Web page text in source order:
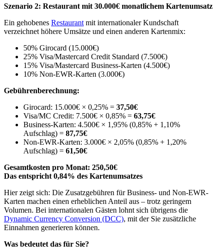
Szenario 2: Restaurant mit 30.000€ monatlichem Kartenumsatz
Ein gehobenes Restaurant mit internationaler Kundschaft
verzeichnet höhere Umsätze und einen anderen Kartenmix:
50% Girocard (15.000€)
25% Visa/Mastercard Credit Standard (7.500€)
15% Visa/Mastercard Business-Karten (4.500€)
10% Non-EWR-Karten (3.000€)
Gebührenberechnung:
Girocard: 15.000€ × 0,25% = 37,50€
Visa/MC Credit: 7.500€ × 0,85% = 63,75€
Business-Karten: 4.500€ × 1,95% (0,85% + 1,10%
Aufschlag) = 87,75€
Non-EWR-Karten: 3.000€ × 2,05% (0,85% + 1,20%
Aufschlag) = 61,50€
Gesamtkosten pro Monat: 250,50€
Das entspricht 0,84% des Kartenumsatzes
Hier zeigt sich: Die Zusatzgebühren für Business- und Non-EWR-
Karten machen einen erheblichen Anteil aus – trotz geringem
Volumen. Bei internationalen Gästen lohnt sich übrigens die
Dynamic Currency Conversion (DCC), mit der Sie zusätzliche
Einnahmen generieren können.
Was bedeutet das für Sie?